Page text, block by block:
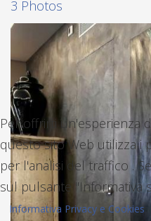
3 Photos
Per offrirti un'esperienza
questo sito Web utilizza i
per l'analisi del traffico .
sul pulsante "Informativa
Informativa Privacy e Cookies